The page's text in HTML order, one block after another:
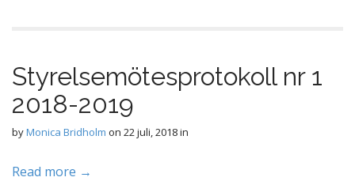
o
o
k
Styrelsemötesprotokoll nr 1
2018-2019
byMonica Bridholm on 22 juli, 2018in
Read more →